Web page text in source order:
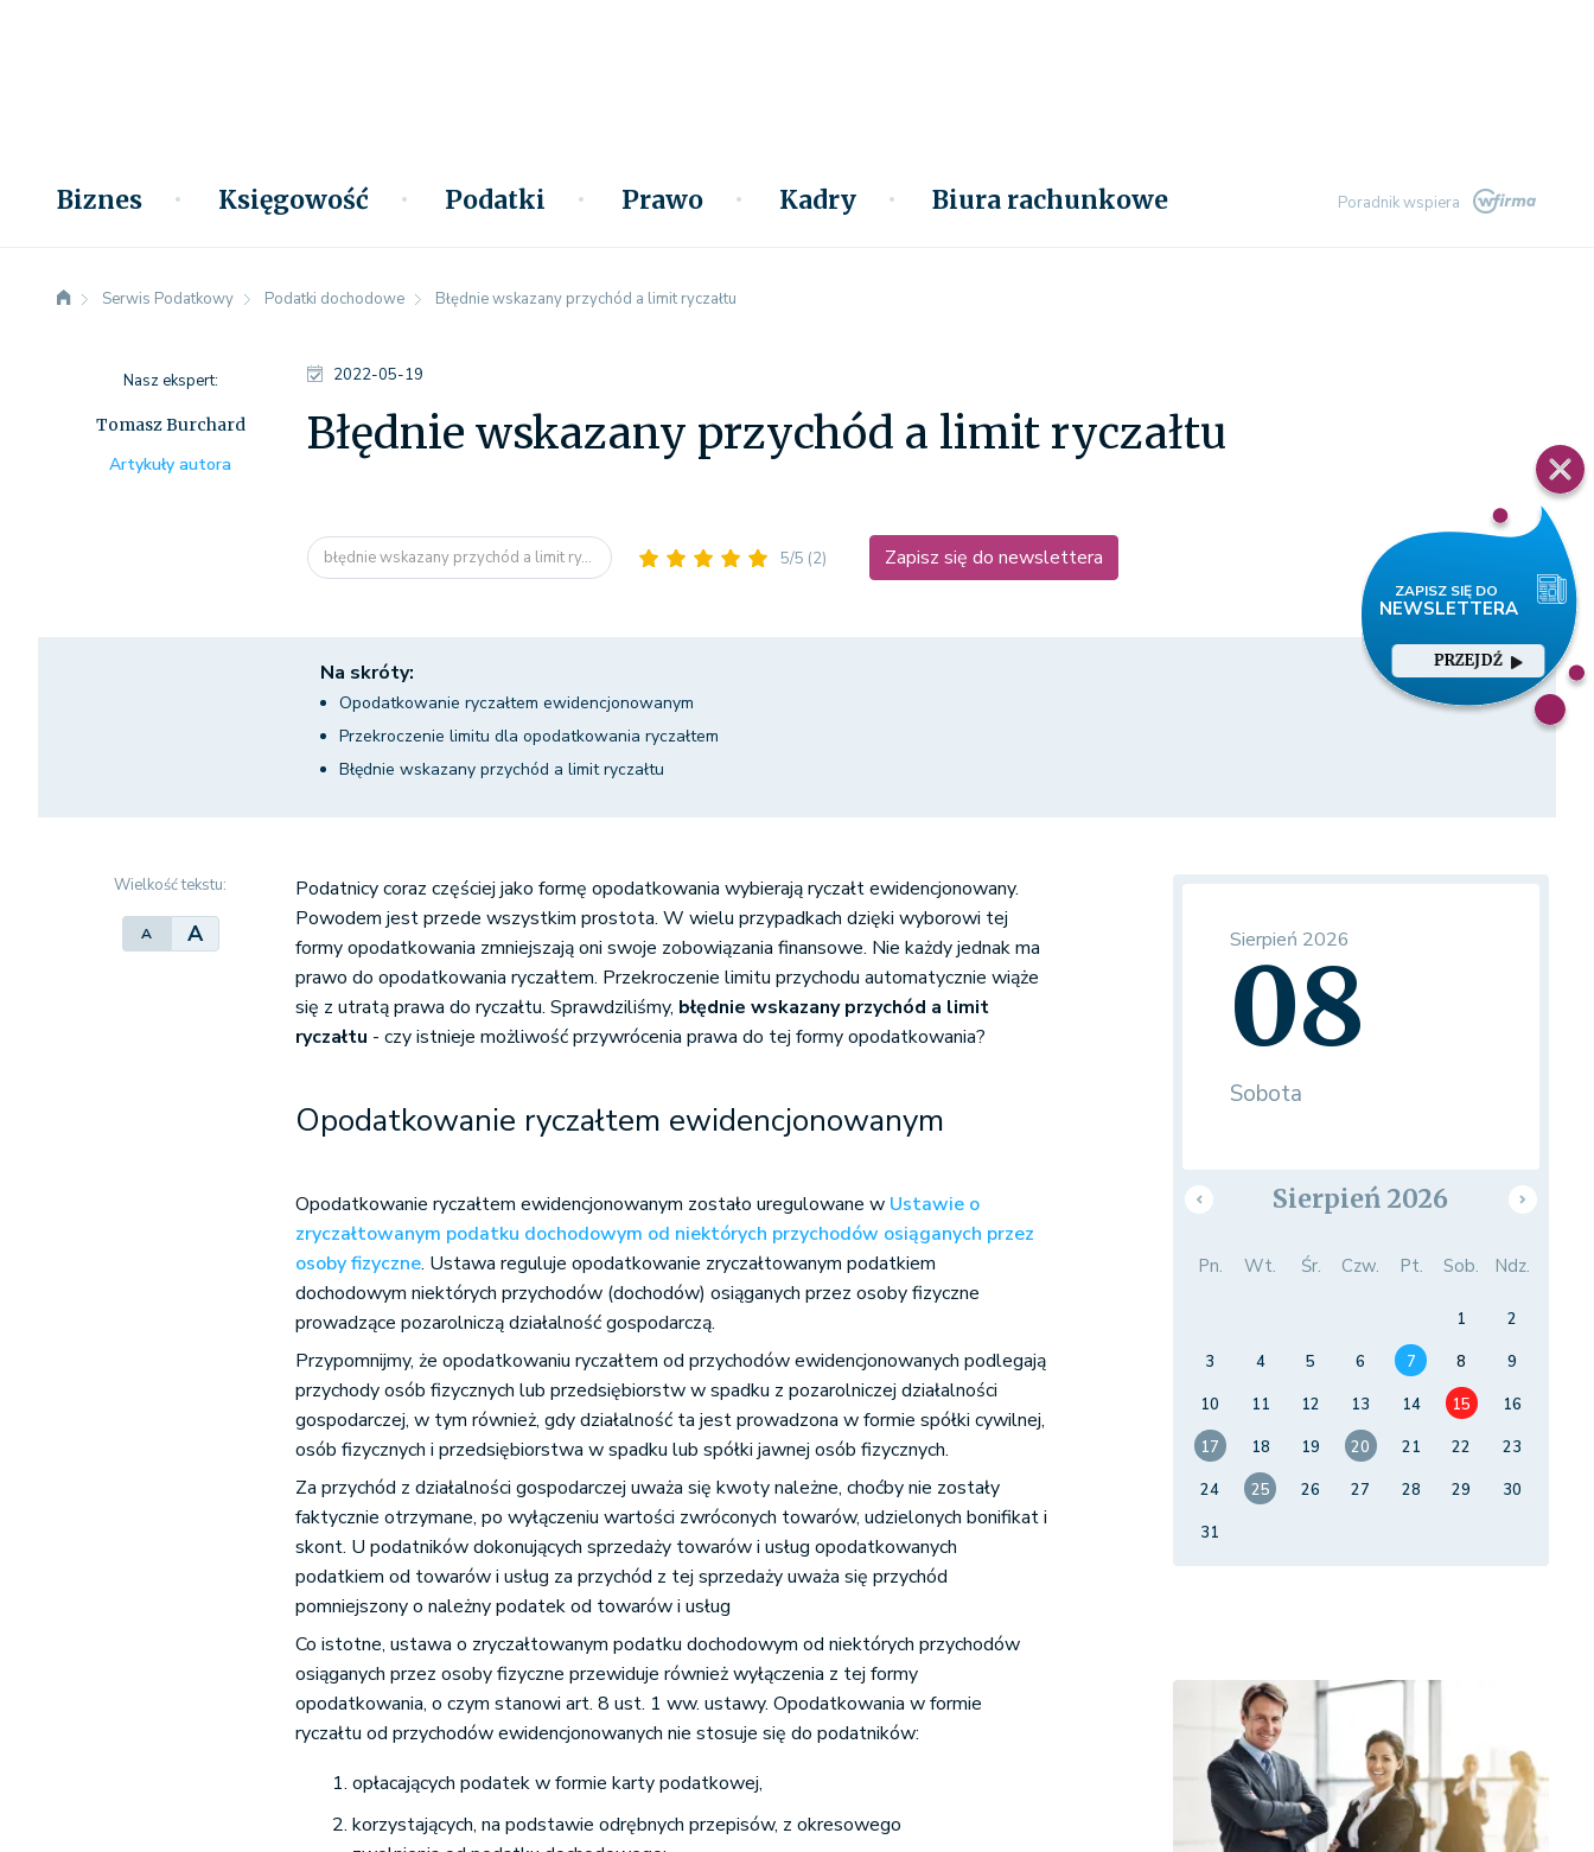
Biznes Księgowość Podatki Prawo Kadry Biura rachunkowe Poradnik wspiera
PRZEJDŹ
Serwis Podatkowy Podatki dochodowe Błędnie wskazany przychód a limit ryczałtu
2022-05-19
Błędnie wskazany przychód a limit ryczałtu
błędnie wskazany przychód a limit ry... 5/5 (2) Zapisz się do newslettera
Nasz ekspert:
Tomasz Burchard
Artykuły autora
Na skróty:
Opodatkowanie ryczałtem ewidencjonowanym
Przekroczenie limitu dla opodatkowania ryczałtem
Błędnie wskazany przychód a limit ryczałtu
Wielkość tekstu:
A A
Podatnicy coraz częściej jako formę opodatkowania wybierają ryczałt ewidencjonowany.
Powodem jest przede wszystkim prostota. W wielu przypadkach dzięki wyborowi tej
formy opodatkowania zmniejszają oni swoje zobowiązania finansowe. Nie każdy jednak ma
prawo do opodatkowania ryczałtem. Przekroczenie limitu przychodu automatycznie wiąże
się z utratą prawa do ryczałtu. Sprawdziliśmy, błędnie wskazany przychód a limit
ryczałtu - czy istnieje możliwość przywrócenia prawa do tej formy opodatkowania?
Opodatkowanie ryczałtem ewidencjonowanym
Opodatkowanie ryczałtem ewidencjonowanym zostało uregulowane w Ustawie o
zryczałtowanym podatku dochodowym od niektórych przychodów osiąganych przez
osoby fizyczne. Ustawa reguluje opodatkowanie zryczałtowanym podatkiem
dochodowym niektórych przychodów (dochodów) osiąganych przez osoby fizyczne
prowadzące pozarolniczą działalność gospodarczą.
Przypomnijmy, że opodatkowaniu ryczałtem od przychodów ewidencjonowanych podlegają
przychody osób fizycznych lub przedsiębiorstw w spadku z pozarolniczej działalności
gospodarczej, w tym również, gdy działalność ta jest prowadzona w formie spółki cywilnej,
osób fizycznych i przedsiębiorstwa w spadku lub spółki jawnej osób fizycznych.
Za przychód z działalności gospodarczej uważa się kwoty należne, choćby nie zostały
faktycznie otrzymane, po wyłączeniu wartości zwróconych towarów, udzielonych bonifikat i
skont. U podatników dokonujących sprzedaży towarów i usług opodatkowanych
podatkiem od towarów i usług za przychód z tej sprzedaży uważa się przychód
pomniejszony o należny podatek od towarów i usług
Co istotne, ustawa o zryczałtowanym podatku dochodowym od niektórych przychodów
osiąganych przez osoby fizyczne przewiduje również wyłączenia z tej formy
opodatkowania, o czym stanowi art. 8 ust. 1 ww. ustawy. Opodatkowania w formie
ryczałtu od przychodów ewidencjonowanych nie stosuje się do podatników:
opłacających podatek w formie karty podatkowej,
korzystających, na podstawie odrębnych przepisów, z okresowego
Sierpień 2026
08
Sobota
Sierpień 2026
Pn. Wt. Śr. Czw. Pt. Sob. Ndz.
1
2
3
4 5 6 7 8
9
10
11 12 13 14 15
16
17
18 19 20 21 22
23
24
25 26 27 28 29
30
31